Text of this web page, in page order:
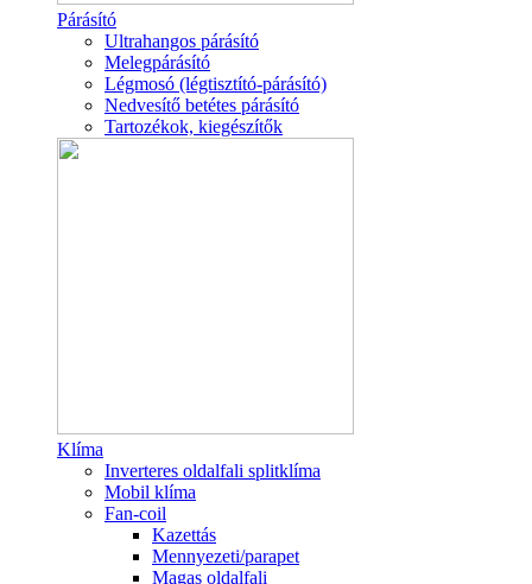
Párásító
Ultrahangos párásító
Melegpárásító
Légmosó (légtisztító-párásító)
Nedvesítő betétes párásító
Tartozékok, kiegészítők
Klíma
Inverteres oldalfali splitklíma
Mobil klíma
Fan-coil
Kazettás
Mennyezeti/parapet
Magas oldalfali